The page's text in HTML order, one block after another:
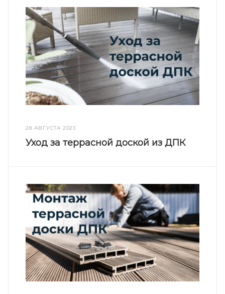
28 АВГУСТА 2023
Уход за террасной доской из ДПК